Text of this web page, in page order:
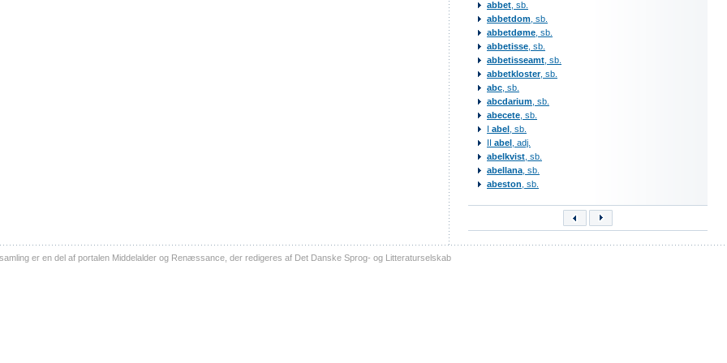
abbet , sb.
abbetdom , sb.
abbetdøme , sb.
abbetisse , sb.
abbetisseamt , sb.
abbetkloster, sb.
abc , sb.
abcdarium , sb.
abecete , sb.
I abel , sb.
II abel , adj.
abelkvist , sb.
abellana , sb.
abeston , sb.
er en del af portalen Middelalder og Renæssance, der redigeres af Det Danske Sprog- og Litteraturselskab